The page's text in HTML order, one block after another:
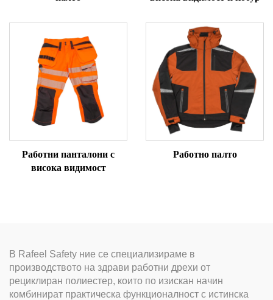
Работни панталони с
висока видимост
Работно палто
В Rafeel Safety ние се специализираме в
производството на здрави работни дрехи от
рециклиран полиестер, които по изискан начин
комбинират практическа функционалност с истинска